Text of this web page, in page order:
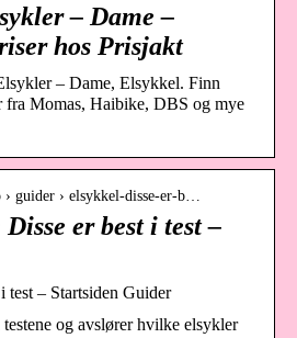
– Dame –
hos Prisjakt
– Dame, Elsykkel. Finn
fra Momas, Haibike, DBS og mye
guider › elsykkel-disse-er-b…
er best i test –
test – Startsiden Guider
og avslører hvilke elsykler